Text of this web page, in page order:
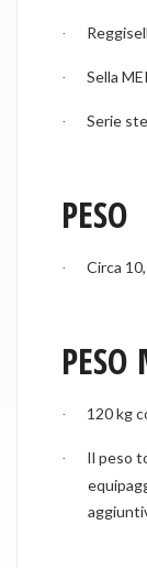
·
· Sella
· Serie
PESO
· Circa
· 120 kg
·
Il peso